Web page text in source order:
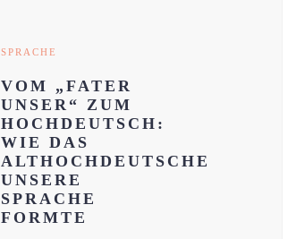
SPRACHE
VOM „FATER
UNSER“ ZUM
HOCHDEUTSCH:
WIE DAS
ALTHOCHDEUTSCHE
UNSERE
SPRACHE
FORMTE